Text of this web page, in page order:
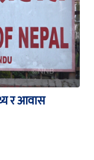
र आवास